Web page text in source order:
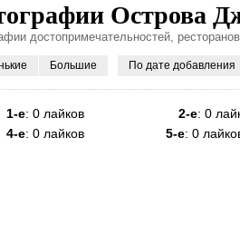
Острова
достопримечательностей,
Большие По дате добавления
1-е: 0 лайков 2-е: 0
4-е: 0 лайков 5-е: 0